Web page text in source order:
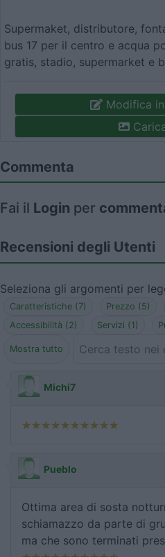
Supermaket, distributore,
bus 17 per il centro e acqua
gratis, stadio, supermarket e
Modifica
Commenta
Fai il Login per
Recensioni degli Utenti
Seleziona gli argomenti per
Caratteristiche (7) Prezzo (5)
Accessibilità (2)
Servizi (1)
Mostra tutto
Michi7
Pueblo
Ottima area di sosta
schiamazzo da parte di
ma che sono terminati